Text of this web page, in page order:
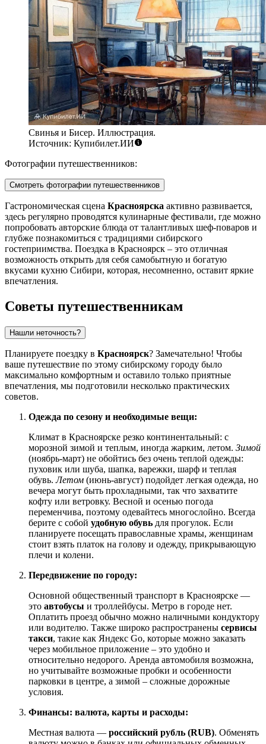
Свинья и Бисер. Иллюстрация.
Источник: Купибилет.ИИ
Фотографии путешественников:
Смотреть фотографии путешественников
Гастрономическая сцена Красноярска активно развивается,
здесь регулярно проводятся кулинарные фестивали, где можно
попробовать авторские блюда от талантливых шеф-поваров и
глубже познакомиться с традициями сибирского
гостеприимства. Поездка в Красноярск – это отличная
возможность открыть для себя самобытную и богатую
вкусами кухню Сибири, которая, несомненно, оставит яркие
впечатления.
Советы путешественникам
Нашли неточность?
Планируете поездку в Красноярск? Замечательно! Чтобы
ваше путешествие по этому сибирскому городу было
максимально комфортным и оставило только приятные
впечатления, мы подготовили несколько практических
советов.
Одежда по сезону и необходимые вещи:
Климат в Красноярске резко континентальный: с
морозной зимой и теплым, иногда жарким, летом. Зимой
(ноябрь-март) не обойтись без очень теплой одежды:
пуховик или шуба, шапка, варежки, шарф и теплая
обувь.Летом (июнь-август) подойдет легкая одежда, но
вечера могут быть прохладными, так что захватите
кофту или ветровку. Весной и осенью погода
переменчива, поэтому одевайтесь многослойно. Всегда
берите с собой удобную обувь для прогулок. Если
планируете посещать православные храмы, женщинам
стоит взять платок на голову и одежду, прикрывающую
плечи и колени.
Передвижение по городу:
Основной общественный транспорт в Красноярске —
это автобусы и троллейбусы. Метро в городе нет.
Оплатить проезд обычно можно наличными кондуктору
или водителю. Также широко распространены сервисы
такси, такие как Яндекс Go, которые можно заказать
через мобильное приложение – это удобно и
относительно недорого. Аренда автомобиля возможна,
но учитывайте возможные пробки и особенности
парковки в центре, а зимой – сложные дорожные
условия.
Финансы: валюта, карты и расходы:
Местная валюта — российский рубль (RUB). Обменять